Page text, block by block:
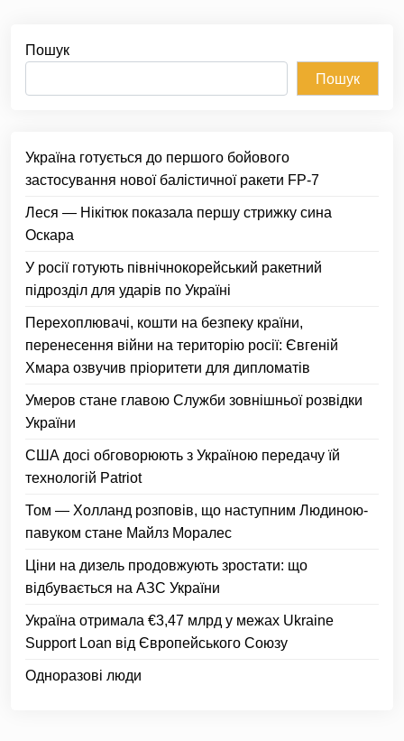
Пошук
Пошук
Україна готується до першого бойового
застосування нової балістичної ракети FP-7
Леся — Нікітюк показала першу стрижку сина
Оскара
У росії готують північнокорейський ракетний
підрозділ для ударів по Україні
Перехоплювачі, кошти на безпеку країни,
перенесення війни на територію росії: Євгеній
Хмара озвучив пріоритети для дипломатів
Умеров стане главою Служби зовнішньої розвідки
України
США досі обговорюють з Україною передачу їй
технологій Patriot
Том — Холланд розповів, що наступним Людиною-
павуком стане Майлз Моралес
Ціни на дизель продовжують зростати: що
відбувається на АЗС України
Україна отримала €3,47 млрд у межах Ukraine
Support Loan від Європейського Союзу
Одноразові люди